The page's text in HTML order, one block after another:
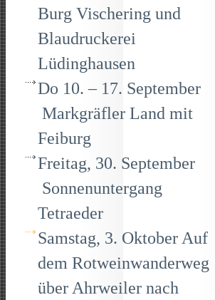
Burg Vischering und
Blaudruckerei
Lüdinghausen
Do 10. – 17. September
Markgräfler Land mit
Feiburg
Freitag, 30. September
Sonnenuntergang
Tetraeder
Samstag, 3. Oktober Auf
dem Rotweinwanderweg
über Ahrweiler nach